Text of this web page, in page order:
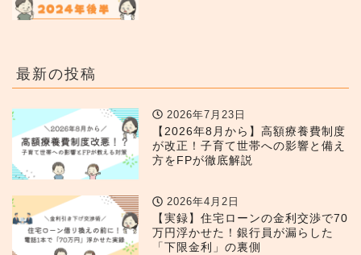
最新の投稿
2026年7月23日
【2026年8月から】高額療養費制度
が改正！子育て世帯への影響と備え
方をFPが徹底解説
2026年4月2日
【実録】住宅ローンの金利交渉で70
万円浮かせた！銀行員が漏らした
「下限金利」の裏側